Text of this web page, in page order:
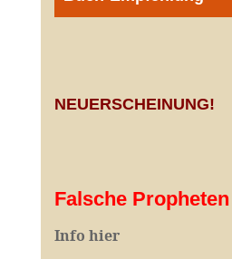
NEUERSCHEINUNG!
Falsche
Info hier